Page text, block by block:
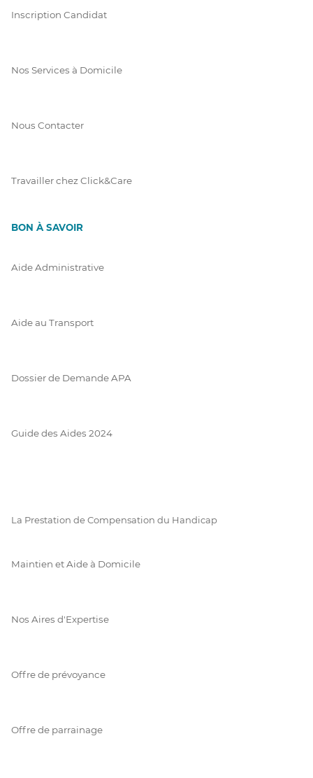
Inscription Candidat
Nos Services à Domicile
Nous Contacter
Travailler chez Click&Care
BON À SAVOIR
Aide Administrative
Aide au Transport
Dossier de Demande APA
Guide des Aides 2024
La Prestation de Compensation du Handicap
Maintien et Aide à Domicile
Nos Aires d'Expertise
Offre de prévoyance
Offre de parrainage